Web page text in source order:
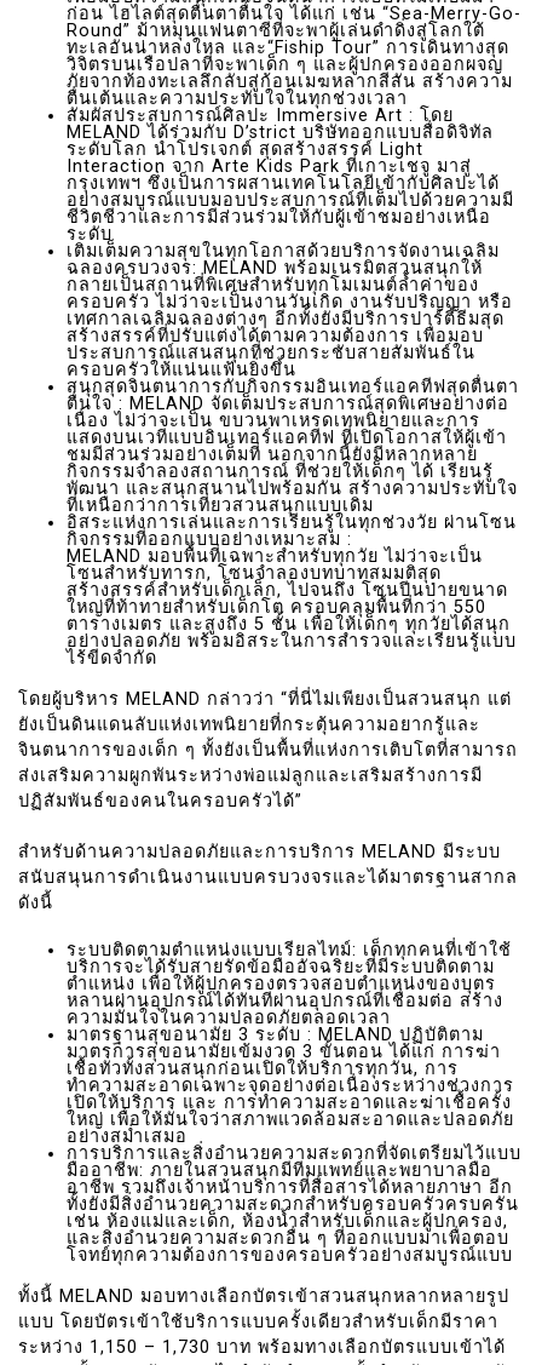
ก่อน ไฮไลต์สุดตื่นตาตื่นใจ ได้แก่ เช่น “Sea-Merry-Go-
Round” ม้าหมุนแฟนตาซีที่จะพาผู้เล่นดำดิ่งสู่โลกใต้
ทะเลอันน่าหลงใหล และ“Fiship Tour” การเดินทางสุด
วิจิตรบนเรือปลาที่จะพาเด็ก ๆ และผู้ปกครองออกผจญ
ภัยจากท้องทะเลลึกลับสู่ก้อนเมฆหลากสีสัน สร้างความ
ตื่นเต้นและความประทับใจในทุกช่วงเวลา
สัมผัสประสบการณ์ศิลปะ Immersive Art : โดย
MELAND ได้ร่วมกับ D’strict บริษัทออกแบบสื่อดิจิทัล
ระดับโลก นำโปรเจกต์ สุดสร้างสรรค์ Light
Interaction จาก Arte Kids Park ที่เกาะเชจู มาสู่
กรุงเทพฯ ซึ่งเป็นการผสานเทคโนโลยีเข้ากับศิลปะได้
อย่างสมบูรณ์แบบมอบประสบการณ์ที่เต็มไปด้วยความมี
ชีวิตชีวาและการมีส่วนร่วมให้กับผู้เข้าชมอย่างเหนือ
ระดับ
เติมเต็มความสุขในทุกโอกาสด้วยบริการจัดงานเฉลิม
ฉลองครบวงจร: MELAND พร้อมเนรมิตสวนสนุกให้
กลายเป็นสถานที่พิเศษสำหรับทุกโมเมนต์ล้ำค่าของ
ครอบครัว ไม่ว่าจะเป็นงานวันเกิด งานรับปริญญา หรือ
เทศกาลเฉลิมฉลองต่างๆ อีกทั้งยังมีบริการปาร์ตี้ธีมสุด
สร้างสรรค์ที่ปรับแต่งได้ตามความต้องการ เพื่อมอบ
ประสบการณ์แสนสนุกที่ช่วยกระชับสายสัมพันธ์ใน
ครอบครัวให้แน่นแฟ้นยิ่งขึ้น
สนุกสุดจินตนาการกับกิจกรรมอินเทอร์แอคทีฟสุดตื่นตา
ตื่นใจ : MELAND จัดเต็มประสบการณ์สุดพิเศษอย่างต่อ
เนื่อง ไม่ว่าจะเป็น ขบวนพาเหรดเทพนิยายและการ
แสดงบนเวทีแบบอินเทอร์แอคทีฟ ที่เปิดโอกาสให้ผู้เข้า
ชมมีส่วนร่วมอย่างเต็มที่ นอกจากนี้ยังมีหลากหลาย
กิจกรรมจำลองสถานการณ์ ที่ช่วยให้เด็กๆ ได้ เรียนรู้
พัฒนา และสนุกสนานไปพร้อมกัน สร้างความประทับใจ
ที่เหนือกว่าการเที่ยวสวนสนุกแบบเดิม
อิสระแห่งการเล่นและการเรียนรู้ในทุกช่วงวัย ผ่านโซน
กิจกรรมที่ออกแบบอย่างเหมาะสม :
MELAND มอบพื้นที่เฉพาะสำหรับทุกวัย ไม่ว่าจะเป็น
โซนสำหรับทารก, โซนจำลองบทบาทสมมติสุด
สร้างสรรค์สำหรับเด็กเล็ก, ไปจนถึง โซนปีนป่ายขนาด
ใหญ่ที่ท้าทายสำหรับเด็กโต ครอบคลุมพื้นที่กว่า 550
ตารางเมตร และสูงถึง 5 ชั้น เพื่อให้เด็กๆ ทุกวัยได้สนุก
อย่างปลอดภัย พร้อมอิสระในการสำรวจและเรียนรู้แบบ
ไร้ขีดจำกัด
โดยผู้บริหาร MELAND กล่าวว่า “ที่นี่ไม่เพียงเป็นสวนสนุก แต่
ยังเป็นดินแดนลับแห่งเทพนิยายที่กระตุ้นความอยากรู้และ
จินตนาการของเด็ก ๆ ทั้งยังเป็นพื้นที่แห่งการเติบโตที่สามารถ
ส่งเสริมความผูกพันระหว่างพ่อแม่ลูกและเสริมสร้างการมี
ปฏิสัมพันธ์ของคนในครอบครัวได้”
สำหรับด้านความปลอดภัยและการบริการ MELAND มีระบบ
สนับสนุนการดำเนินงานแบบครบวงจรและได้มาตรฐานสากล
ดังนี้
ระบบติดตามตำแหน่งแบบเรียลไทม์: เด็กทุกคนที่เข้าใช้
บริการจะได้รับสายรัดข้อมืออัจฉริยะที่มีระบบติดตาม
ตำแหน่ง เพื่อให้ผู้ปกครองตรวจสอบตำแหน่งของบุตร
หลานผ่านอุปกรณ์ได้ทันทีผ่านอุปกรณ์ที่เชื่อมต่อ สร้าง
ความมั่นใจในความปลอดภัยตลอดเวลา
มาตรฐานสุขอนามัย 3 ระดับ : MELAND ปฏิบัติตาม
มาตรการสุขอนามัยเข้มงวด 3 ขั้นตอน ได้แก่ การฆ่า
เชื้อทั่วทั้งสวนสนุกก่อนเปิดให้บริการทุกวัน, การ
ทำความสะอาดเฉพาะจุดอย่างต่อเนื่องระหว่างช่วงการ
เปิดให้บริการ และ การทำความสะอาดและฆ่าเชื้อครั้ง
ใหญ่ เพื่อให้มั่นใจว่าสภาพแวดล้อมสะอาดและปลอดภัย
อย่างสม่ำเสมอ
การบริการและสิ่งอำนวยความสะดวกที่จัดเตรียมไว้แบบ
มืออาชีพ: ภายในสวนสนุกมีทีมแพทย์และพยาบาลมือ
อาชีพ รวมถึงเจ้าหน้าบริการที่สื่อสารได้หลายภาษา อีก
ทั้งยังมีสิ่งอำนวยความสะดวกสำหรับครอบครัวครบครัน
เช่น ห้องแม่และเด็ก, ห้องน้ำสำหรับเด็กและผู้ปกครอง,
และสิ่งอำนวยความสะดวกอื่น ๆ ที่ออกแบบมาเพื่อตอบ
โจทย์ทุกความต้องการของครอบครัวอย่างสมบูรณ์แบบ
ทั้งนี้ MELAND มอบทางเลือกบัตรเข้าสวนสนุกหลากหลายรูป
แบบ โดยบัตรเข้าใช้บริการแบบครั้งเดียวสำหรับเด็กมีราคา
ระหว่าง 1,150 – 1,730 บาท พร้อมทางเลือกบัตรแบบเข้าได้